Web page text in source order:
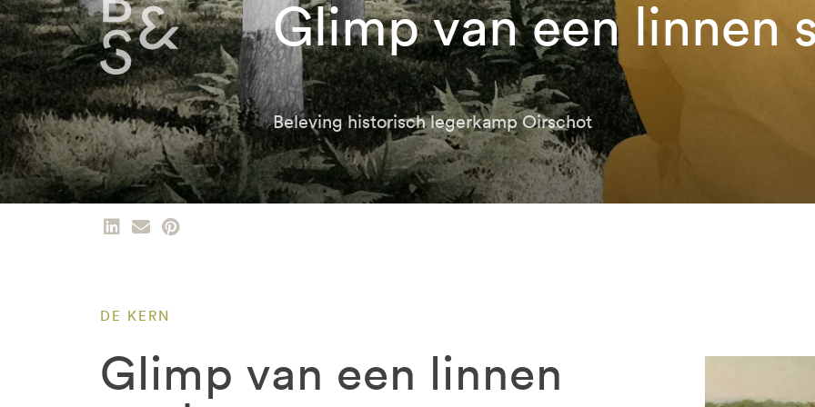
Glimp van een linnen
Beleving historisch legerkamp Oirschot
DE KERN
Glimp van een linnen